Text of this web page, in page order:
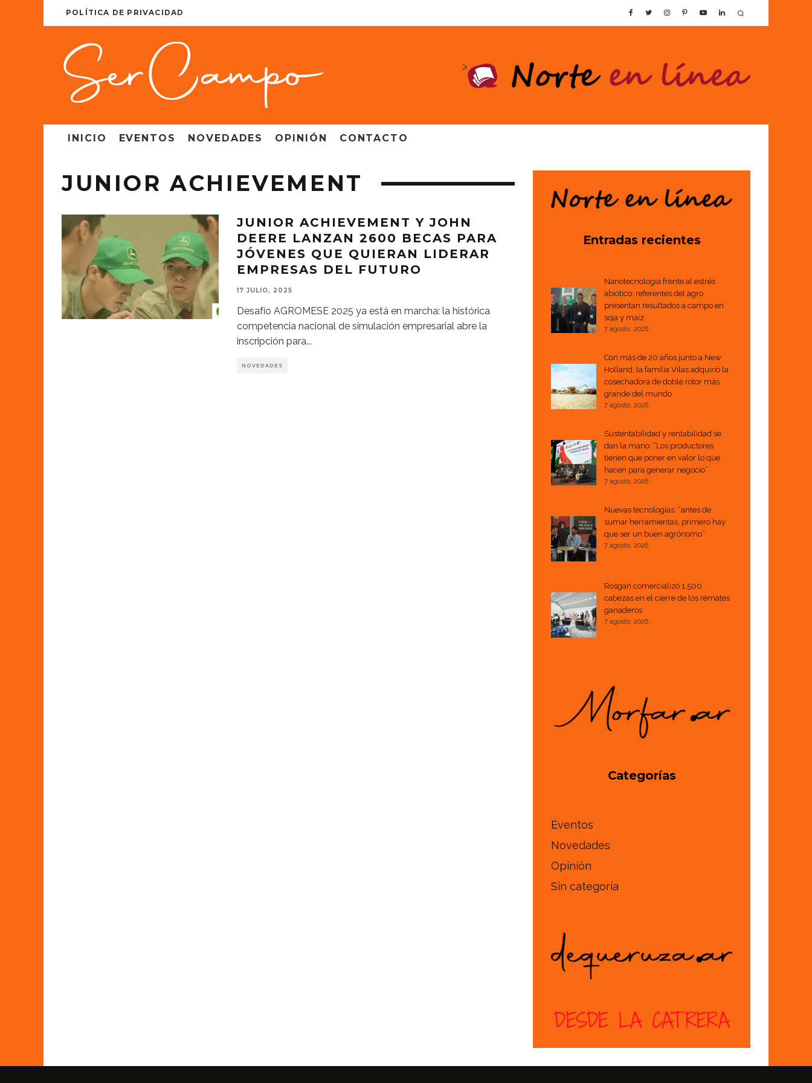
POLÍTICA DE PRIVACIDAD
>
INICIO EVENTOS NOVEDADES OPINIÓN CONTACTO
JUNIOR ACHIEVEMENT
JUNIOR ACHIEVEMENT Y JOHN
DEERE LANZAN 2600 BECAS PARA
JÓVENES QUE QUIERAN LIDERAR
EMPRESAS DEL FUTURO
17 JULIO, 2025
Desafío AGROMESE 2025 ya está en marcha: la histórica
competencia nacional de simulación empresarial abre la
inscripción para...
NOVEDADES
Entradas recientes
Nanotecnología frente al estrés
abiótico: referentes del agro
presentan resultados a campo en
soja y maíz
7 agosto, 2026
Con más de 20 años junto a New
Holland, la familia Vilas adquirió la
cosechadora de doble rotor más
grande del mundo
7 agosto, 2026
Sustentabilidad y rentabilidad se
dan la mano: “Los productores
tienen que poner en valor lo que
hacen para generar negocio”
7 agosto, 2026
Nuevas tecnologías: “antes de
sumar herramientas, primero hay
que ser un buen agrónomo”
7 agosto, 2026
Rosgan comercializó 1.500
cabezas en el cierre de los remates
ganaderos
7 agosto, 2026
Categorías
Eventos
Novedades
Opinión
Sin categoría